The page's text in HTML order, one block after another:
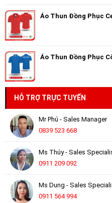
Áo Thun Đồng Phục
Áo Thun Đồng Phục
HỖ TRỢ TRỰC TUYẾN
Mr Phú - Sales Manager
0839 523 668
Ms Thúy - Sales
0911 209 092
Ms Dung - Sales
0911 564 994